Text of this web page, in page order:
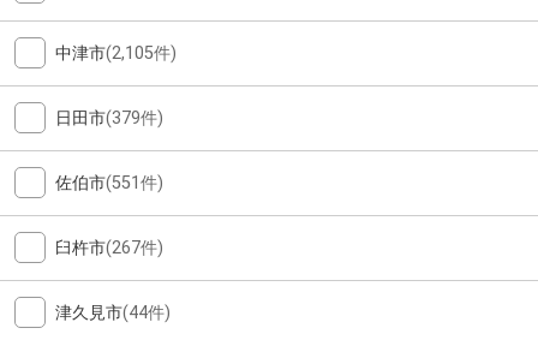
中津市(2,105件)
日田市(379件)
佐伯市(551件)
臼杵市(267件)
津久見市(44件)